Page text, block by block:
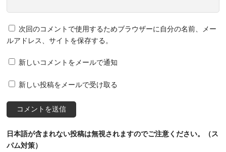
次回のコメントで使用するためブラウザーに自分の名前、メー
ルアドレス、サイトを保存する。
新しいコメントをメールで通知
新しい投稿をメールで受け取る
日本語が含まれない投稿は無視されますのでご注意ください。（ス
パム対策）